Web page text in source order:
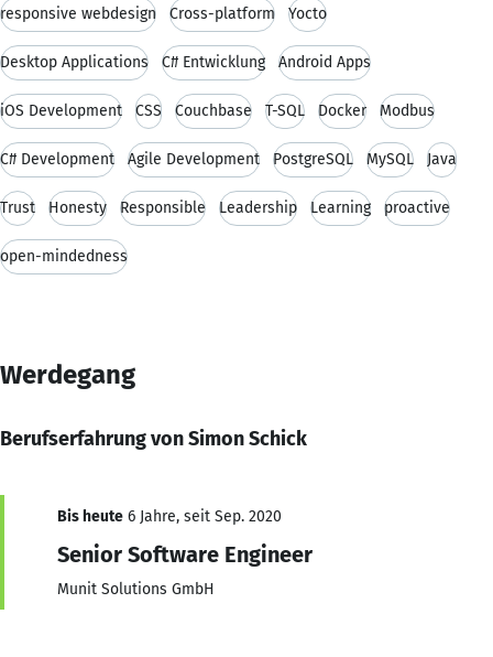
responsive webdesign Cross-platform Yocto
Desktop Applications C# Entwicklung Android Apps
iOS Development CSS Couchbase T-SQL Docker Modbus
C# Development Agile Development PostgreSQL MySQL Java
Trust Honesty Responsible Leadership Learning proactive
open-mindedness
Werdegang
Berufserfahrung von Simon Schick
Bis heute 6 Jahre, seit Sep. 2020
Senior Software Engineer
Munit Solutions GmbH